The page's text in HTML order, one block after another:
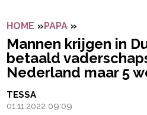
HOME »PAPA »
Mannen krijgen in
betaald
Nederland maar 5
TESSA
01.11.2022 09:09